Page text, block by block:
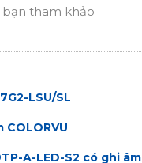
tham khảo
LSU/SL
COLORVU
A-LED-S2 có ghi âm